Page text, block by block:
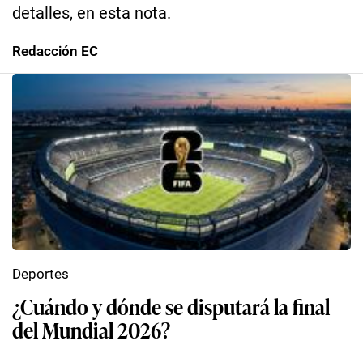
detalles, en esta nota.
Redacción EC
¿Cuándo y dónde se disputará la final
del Mundial 2026?
Deportes